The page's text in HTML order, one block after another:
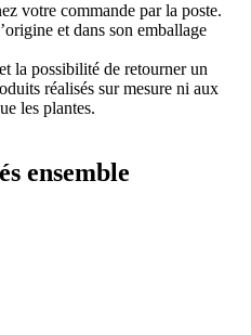
votre commande par la poste.
et dans son emballage
la possibilité de retourner un
réalisés sur mesure ni aux
les plantes.
ensemble